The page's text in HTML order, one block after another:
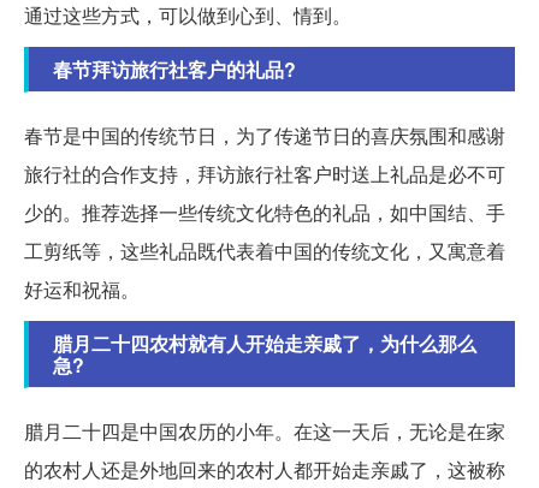
通过这些方式，可以做到心到、情到。
春节拜访旅行社客户的礼品?
春节是中国的传统节日，为了传递节日的喜庆氛围和感谢
旅行社的合作支持，拜访旅行社客户时送上礼品是必不可
少的。推荐选择一些传统文化特色的礼品，如中国结、手
工剪纸等，这些礼品既代表着中国的传统文化，又寓意着
好运和祝福。
腊月二十四农村就有人开始走亲戚了，为什么那么
急?
腊月二十四是中国农历的小年。在这一天后，无论是在家
的农村人还是外地回来的农村人都开始走亲戚了，这被称